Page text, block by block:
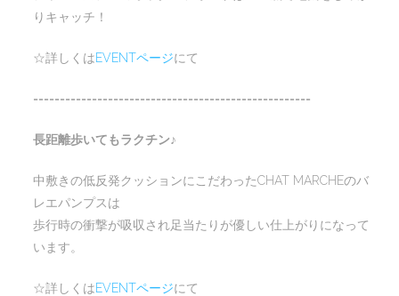
りキャッチ！
☆詳しくはEVENTページにて
====================================================
長距離歩いてもラクチン♪
中敷きの低反発クッションにこだわったCHAT MARCHEのバ
レエパンプスは
歩行時の衝撃が吸収され足当たりが優しい仕上がりになって
います。
☆詳しくはEVENTページにて